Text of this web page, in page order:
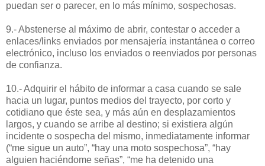
puedan ser o parecer, en lo más mínimo, sospechosas.
9.- Abstenerse al máximo de abrir, contestar o acceder a
enlaces/links enviados por mensajería instantánea o correo
electrónico, incluso los enviados o reenviados por personas
de confianza.
10.- Adquirir el hábito de informar a casa cuando se sale
hacia un lugar, puntos medios del trayecto, por corto y
cotidiano que éste sea, y más aún en desplazamientos
largos, y cuando se arribe al destino; si existiera algún
incidente o sospecha del mismo, inmediatamente informar
(“me sigue un auto”, “hay una moto sospechosa”, “hay
alguien haciéndome señas”, “me ha detenido una